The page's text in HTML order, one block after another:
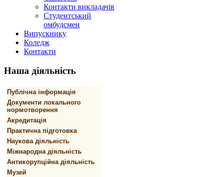
Контакти викладачів
Студентський
омбудсмен
Випускнику
Коледж
Контакти
Наша діяльність
Публічна інформація
Документи локального
нормотворення
Акредитація
Практична підготовка
Наукова діяльність
Міжнародна діяльність
Антикорупційна діяльність
Музей